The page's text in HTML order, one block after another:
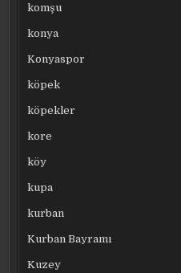
komşu
konya
Konyaspor
köpek
köpekler
kore
köy
kupa
kurban
Kurban Bayramı
Kuzey